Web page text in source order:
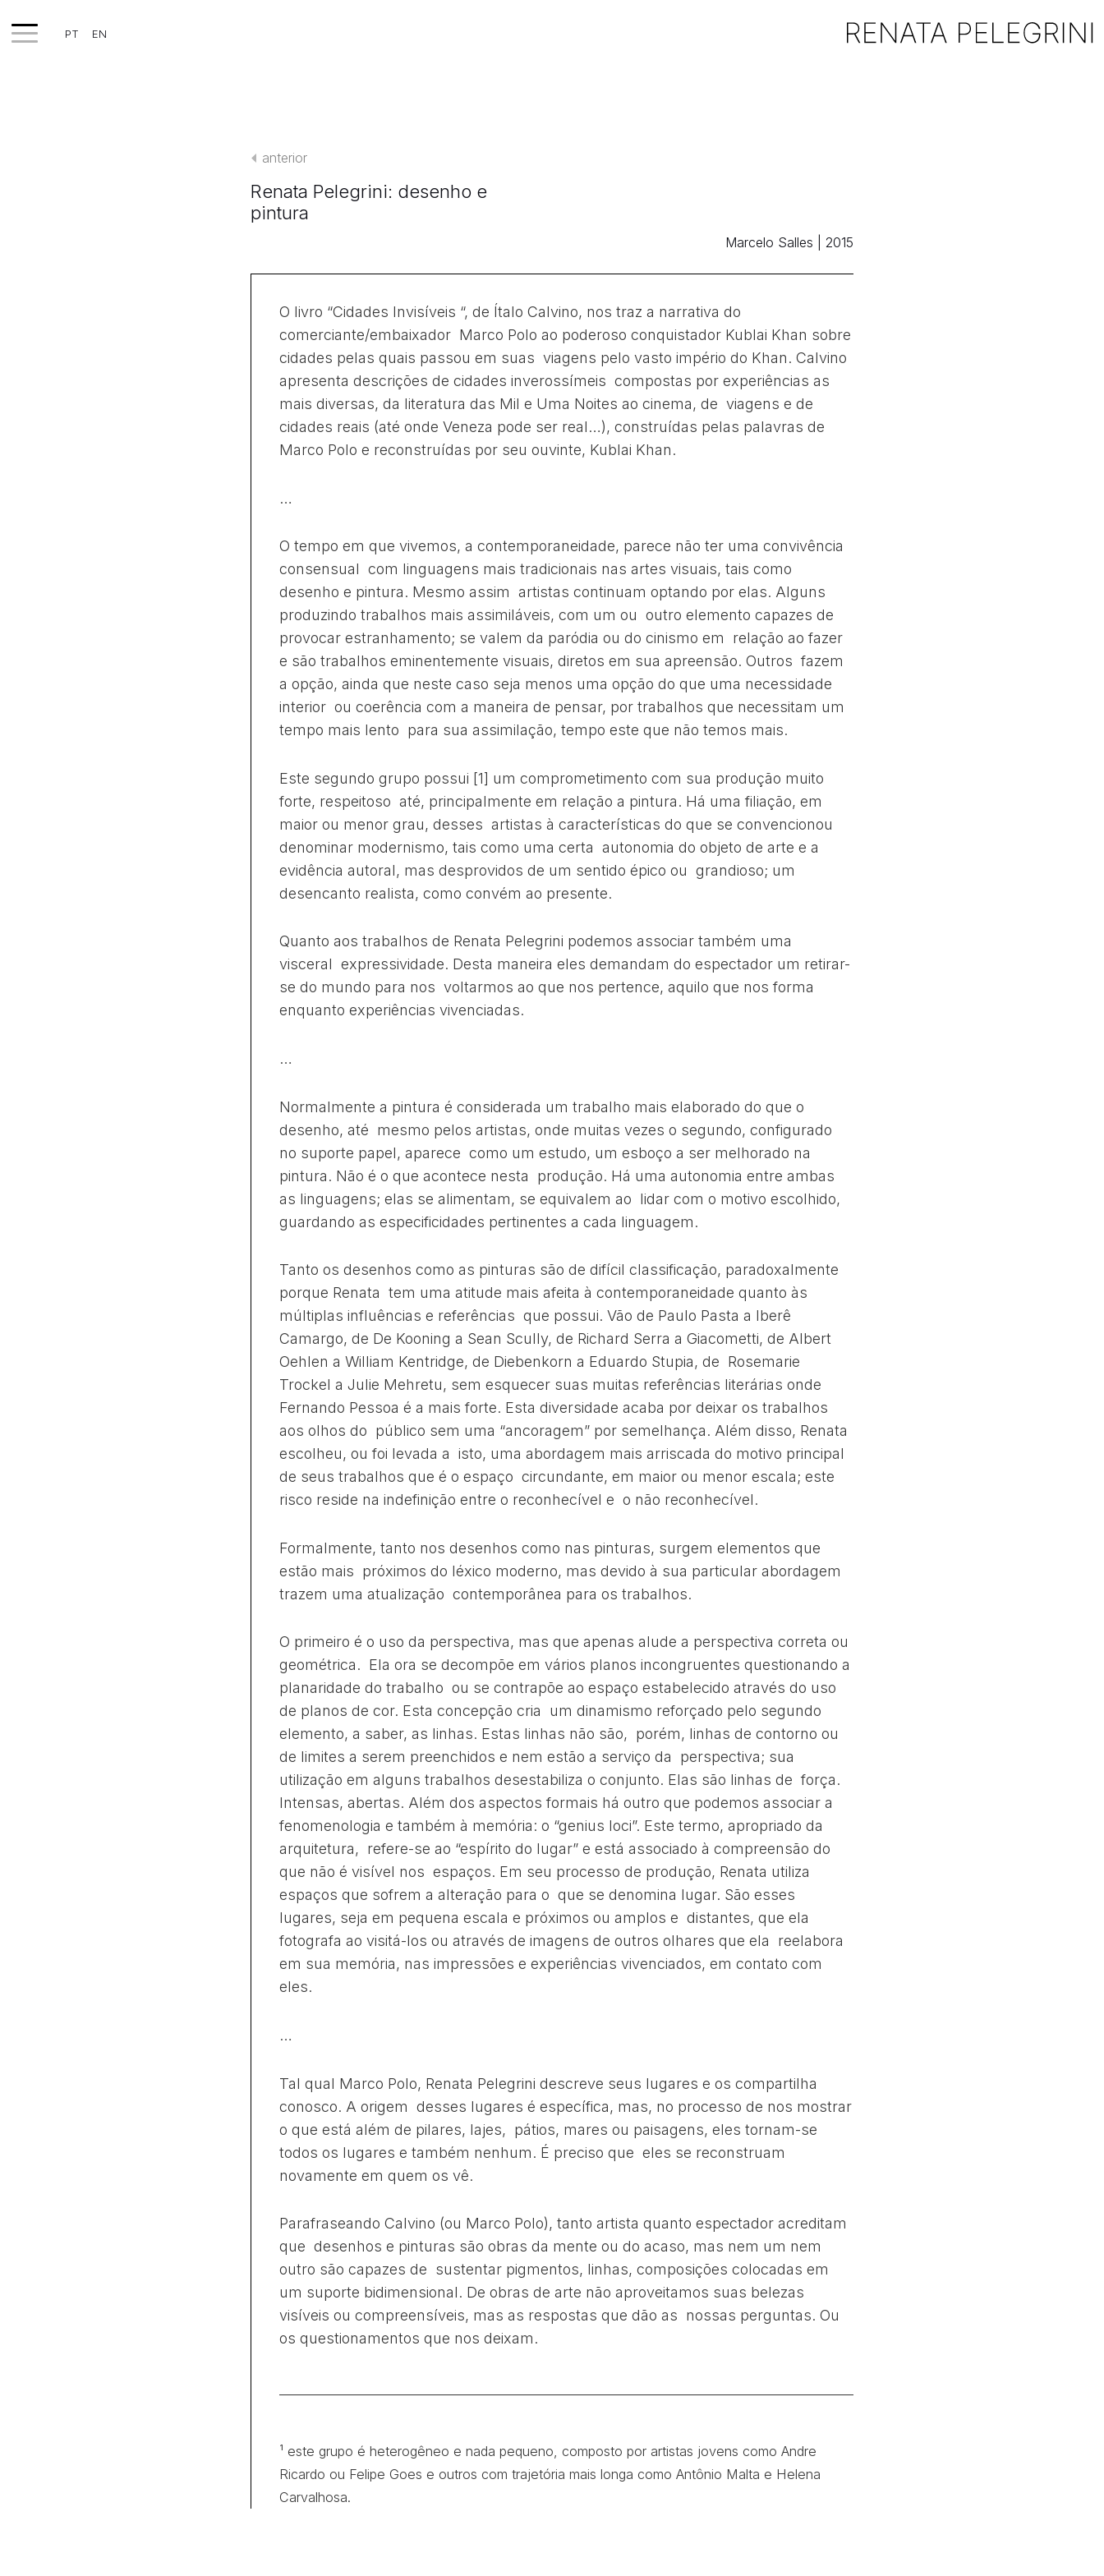
PT EN
anterior
Renata Pelegrini: desenho e
pintura
Marcelo Salles | 2015
O livro “Cidades Invisíveis “, de Ítalo Calvino, nos traz a narrativa do
comerciante/embaixador Marco Polo ao poderoso conquistador Kublai Khan sobre
cidades pelas quais passou em suas viagens pelo vasto império do Khan. Calvino
apresenta descrições de cidades inverossímeis compostas por experiências as
mais diversas, da literatura das Mil e Uma Noites ao cinema, de viagens e de
cidades reais (até onde Veneza pode ser real…), construídas pelas palavras de
Marco Polo e reconstruídas por seu ouvinte, Kublai Khan.
…
O tempo em que vivemos, a contemporaneidade, parece não ter uma convivência
consensual com linguagens mais tradicionais nas artes visuais, tais como
desenho e pintura. Mesmo assim artistas continuam optando por elas. Alguns
produzindo trabalhos mais assimiláveis, com um ou outro elemento capazes de
provocar estranhamento; se valem da paródia ou do cinismo em relação ao fazer
e são trabalhos eminentemente visuais, diretos em sua apreensão. Outros fazem
a opção, ainda que neste caso seja menos uma opção do que uma necessidade
interior ou coerência com a maneira de pensar, por trabalhos que necessitam um
tempo mais lento para sua assimilação, tempo este que não temos mais.
Este segundo grupo possui [1] um comprometimento com sua produção muito
forte, respeitoso até, principalmente em relação a pintura. Há uma filiação, em
maior ou menor grau, desses artistas à características do que se convencionou
denominar modernismo, tais como uma certa autonomia do objeto de arte e a
evidência autoral, mas desprovidos de um sentido épico ou grandioso; um
desencanto realista, como convém ao presente.
Quanto aos trabalhos de Renata Pelegrini podemos associar também uma
visceral expressividade. Desta maneira eles demandam do espectador um retirar-
se do mundo para nos voltarmos ao que nos pertence, aquilo que nos forma
enquanto experiências vivenciadas.
…
Normalmente a pintura é considerada um trabalho mais elaborado do que o
desenho, até mesmo pelos artistas, onde muitas vezes o segundo, configurado
no suporte papel, aparece como um estudo, um esboço a ser melhorado na
pintura. Não é o que acontece nesta produção. Há uma autonomia entre ambas
as linguagens; elas se alimentam, se equivalem ao lidar com o motivo escolhido,
guardando as especificidades pertinentes a cada linguagem.
Tanto os desenhos como as pinturas são de difícil classificação, paradoxalmente
porque Renata tem uma atitude mais afeita à contemporaneidade quanto às
múltiplas influências e referências que possui. Vão de Paulo Pasta a Iberê
Camargo, de De Kooning a Sean Scully, de Richard Serra a Giacometti, de Albert
Oehlen a William Kentridge, de Diebenkorn a Eduardo Stupia, de Rosemarie
Trockel a Julie Mehretu, sem esquecer suas muitas referências literárias onde
Fernando Pessoa é a mais forte. Esta diversidade acaba por deixar os trabalhos
aos olhos do público sem uma “ancoragem” por semelhança. Além disso, Renata
escolheu, ou foi levada a isto, uma abordagem mais arriscada do motivo principal
de seus trabalhos que é o espaço circundante, em maior ou menor escala; este
risco reside na indefinição entre o reconhecível e o não reconhecível.
Formalmente, tanto nos desenhos como nas pinturas, surgem elementos que
estão mais próximos do léxico moderno, mas devido à sua particular abordagem
trazem uma atualização contemporânea para os trabalhos.
O primeiro é o uso da perspectiva, mas que apenas alude a perspectiva correta ou
geométrica. Ela ora se decompõe em vários planos incongruentes questionando a
planaridade do trabalho ou se contrapõe ao espaço estabelecido através do uso
de planos de cor. Esta concepção cria um dinamismo reforçado pelo segundo
elemento, a saber, as linhas. Estas linhas não são, porém, linhas de contorno ou
de limites a serem preenchidos e nem estão a serviço da perspectiva; sua
utilização em alguns trabalhos desestabiliza o conjunto. Elas são linhas de força.
Intensas, abertas. Além dos aspectos formais há outro que podemos associar a
fenomenologia e também à memória: o “genius loci”. Este termo, apropriado da
arquitetura, refere-se ao “espírito do lugar” e está associado à compreensão do
que não é visível nos espaços. Em seu processo de produção, Renata utiliza
espaços que sofrem a alteração para o que se denomina lugar. São esses
lugares, seja em pequena escala e próximos ou amplos e distantes, que ela
fotografa ao visitá-los ou através de imagens de outros olhares que ela reelabora
em sua memória, nas impressões e experiências vivenciados, em contato com
eles.
…
Tal qual Marco Polo, Renata Pelegrini descreve seus lugares e os compartilha
conosco. A origem desses lugares é específica, mas, no processo de nos mostrar
o que está além de pilares, lajes, pátios, mares ou paisagens, eles tornam-se
todos os lugares e também nenhum. É preciso que eles se reconstruam
novamente em quem os vê.
Parafraseando Calvino (ou Marco Polo), tanto artista quanto espectador acreditam
que desenhos e pinturas são obras da mente ou do acaso, mas nem um nem
outro são capazes de sustentar pigmentos, linhas, composições colocadas em
um suporte bidimensional. De obras de arte não aproveitamos suas belezas
visíveis ou compreensíveis, mas as respostas que dão as nossas perguntas. Ou
os questionamentos que nos deixam.
¹ este grupo é heterogêneo e nada pequeno, composto por artistas jovens como Andre
Ricardo ou Felipe Goes e outros com trajetória mais longa como Antônio Malta e Helena
Carvalhosa.